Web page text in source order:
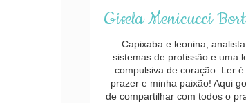
Gisela Menicucci
Capixaba e leonina,
sistemas de profissão e uma
compulsiva de coração. Ler é
prazer e minha paixão! Aqui
de compartilhar com todos o